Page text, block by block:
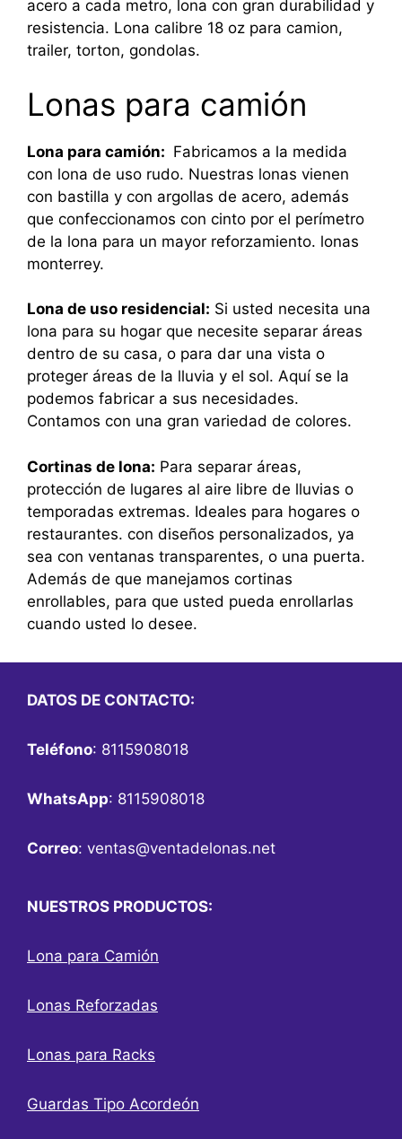
acero a cada metro, lona con gran durabilidad y
resistencia. Lona calibre 18 oz para camion,
trailer, torton, gondolas.
Lonas para camión
Lona para camión: Fabricamos a la medida
con lona de uso rudo. Nuestras lonas vienen
con bastilla y con argollas de acero, además
que confeccionamos con cinto por el perímetro
de la lona para un mayor reforzamiento. lonas
monterrey.
Lona de uso residencial: Si usted necesita una
lona para su hogar que necesite separar áreas
dentro de su casa, o para dar una vista o
proteger áreas de la lluvia y el sol. Aquí se la
podemos fabricar a sus necesidades.
Contamos con una gran variedad de colores.
Cortinas de lona: Para separar áreas,
protección de lugares al aire libre de lluvias o
temporadas extremas. Ideales para hogares o
restaurantes. con diseños personalizados, ya
sea con ventanas transparentes, o una puerta.
Además de que manejamos cortinas
enrollables, para que usted pueda enrollarlas
cuando usted lo desee.
DATOS DE CONTACTO:
Teléfono: 8115908018
WhatsApp: 8115908018
Correo: ventas@ventadelonas.net
NUESTROS PRODUCTOS:
Lona para Camión
Lonas Reforzadas
Lonas para Racks
Guardas Tipo Acordeón